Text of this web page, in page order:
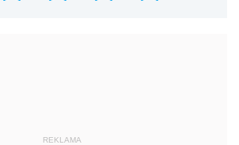
REKLAMA